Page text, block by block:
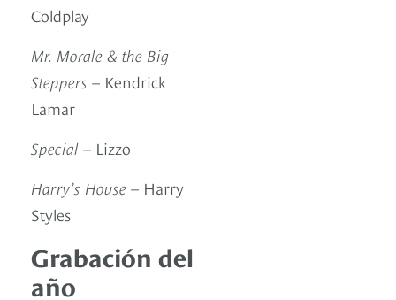
Coldplay
Mr. Morale & the Big
Steppers – Kendrick
Lamar
Special – Lizzo
Harry’s House – Harry
Styles
Grabación del
año